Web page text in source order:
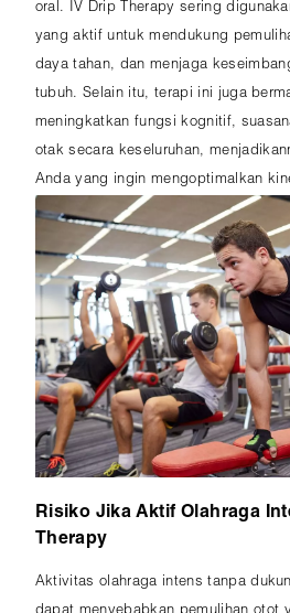
oral. IV Drip Therapy sering
yang aktif untuk mendukung
daya tahan, dan menjaga
tubuh. Selain itu, terapi ini juga
meningkatkan fungsi kognitif,
otak secara keseluruhan,
Anda yang ingin mengoptimalkan
Risiko Jika Aktif Olahraga
Therapy
Aktivitas olahraga intens tanpa